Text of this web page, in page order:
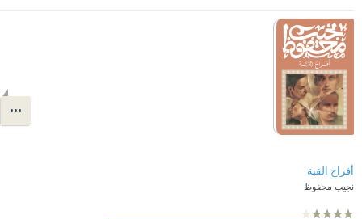
أفراح القبة
نجيب محفوظ